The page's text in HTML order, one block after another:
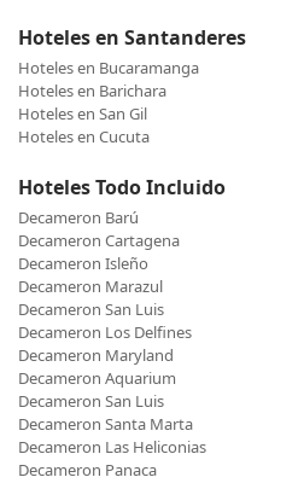
Hoteles en Santanderes
Hoteles en Bucaramanga
Hoteles en Barichara
Hoteles en San Gil
Hoteles en Cucuta
Hoteles Todo Incluido
Decameron Barú
Decameron Cartagena
Decameron Isleño
Decameron Marazul
Decameron San Luis
Decameron Los Delfines
Decameron Maryland
Decameron Aquarium
Decameron San Luis
Decameron Santa Marta
Decameron Las Heliconias
Decameron Panaca